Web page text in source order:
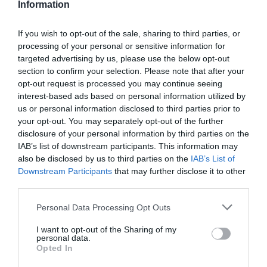
Information
If you wish to opt-out of the sale, sharing to third parties, or
processing of your personal or sensitive information for
targeted advertising by us, please use the below opt-out
section to confirm your selection. Please note that after your
opt-out request is processed you may continue seeing
interest-based ads based on personal information utilized by
us or personal information disclosed to third parties prior to
your opt-out. You may separately opt-out of the further
disclosure of your personal information by third parties on the
IAB’s list of downstream participants. This information may
also be disclosed by us to third parties on the IAB’s List of
Downstream Participants that may further disclose it to other
Please note that this website/app uses one or more Google
not limited to your visit or usage behaviour. You may click to
grant or deny consent to Google and its third-party tags to
use your data for below specified purposes in below Google
Personal Data Processing Opt Outs
I want to opt-out of the Sharing of my
personal data.
Opted In
τροφές αυτές όχι μόνο έχουν χαμηλή
περιεκτικότητα σε ουσίες που προκαλούν
διάφορες ασθένειες, αλλά περιέχουν και
χιλιάδες άλλες προστατευτικές ουσίες,
όπως φλαβονοειδή, καροτενοειδή, ρετινόλες,
λυκοπένιο με αντικαρκινικές,
ανοσοενισχυτικές και αντιγηραντικές
Newsκαι μάθετε πρώτοι όλες τις ειδήσεις